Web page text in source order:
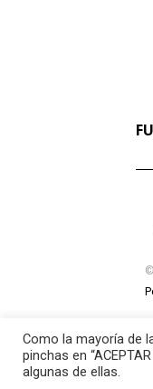
Como la mayoría de
pinchas en
algunas de ellas.